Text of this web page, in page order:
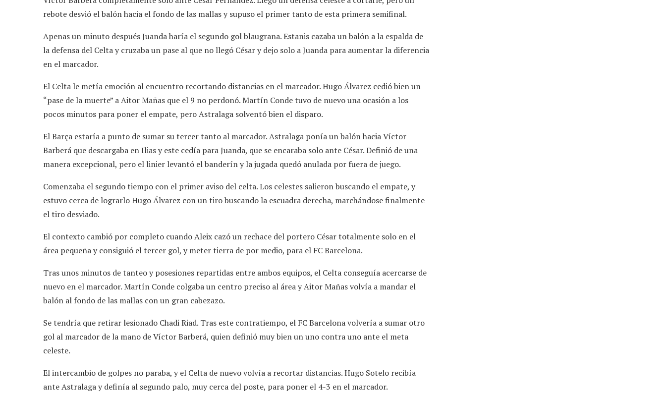
rebote desvió el balón hacia el fondo de las mallas y supuso el primer tanto de esta primera semifinal.
Apenas un minuto después Juanda haría el segundo gol blaugrana. Estanis cazaba un balón a la espalda de
la defensa del Celta y cruzaba un pase al que no llegó César y dejo solo a Juanda para aumentar la diferencia
en el marcador.
El Celta le metía emoción al encuentro recortando distancias en el marcador. Hugo Álvarez cedió bien un
“pase de la muerte” a Aitor Mañas que el 9 no perdonó. Martín Conde tuvo de nuevo una ocasión a los
pocos minutos para poner el empate, pero Astralaga solventó bien el disparo.
El Barça estaría a punto de sumar su tercer tanto al marcador. Astralaga ponía un balón hacia Víctor
Barberá que descargaba en Ilias y este cedía para Juanda, que se encaraba solo ante César. Definió de una
manera excepcional, pero el linier levantó el banderín y la jugada quedó anulada por fuera de juego.
Comenzaba el segundo tiempo con el primer aviso del celta. Los celestes salieron buscando el empate, y
estuvo cerca de lograrlo Hugo Álvarez con un tiro buscando la escuadra derecha, marchándose finalmente
el tiro desviado.
El contexto cambió por completo cuando Aleix cazó un rechace del portero César totalmente solo en el
área pequeña y consiguió el tercer gol, y meter tierra de por medio, para el FC Barcelona.
Tras unos minutos de tanteo y posesiones repartidas entre ambos equipos, el Celta conseguía acercarse de
nuevo en el marcador. Martín Conde colgaba un centro preciso al área y Aitor Mañas volvía a mandar el
balón al fondo de las mallas con un gran cabezazo.
Se tendría que retirar lesionado Chadi Riad. Tras este contratiempo, el FC Barcelona volvería a sumar otro
gol al marcador de la mano de Víctor Barberá, quien definió muy bien un uno contra uno ante el meta
celeste.
El intercambio de golpes no paraba, y el Celta de nuevo volvía a recortar distancias. Hugo Sotelo recibía
ante Astralaga y definía al segundo palo, muy cerca del poste, para poner el 4-3 en el marcador.